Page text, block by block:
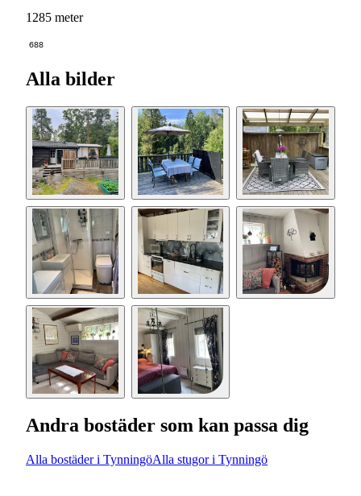
1285 meter
688
Alla bilder
Andra bostäder som kan passa dig
Alla bostäder i TynningöAlla stugor i Tynningö